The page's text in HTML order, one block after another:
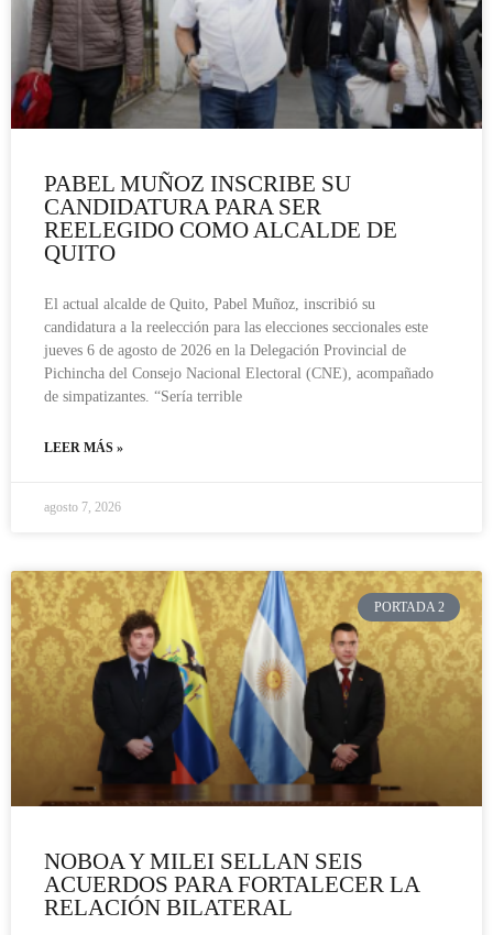
PABEL MUÑOZ INSCRIBE SU
CANDIDATURA PARA SER
REELEGIDO COMO ALCALDE DE
QUITO
El actual alcalde de Quito, Pabel Muñoz, inscribió su
candidatura a la reelección para las elecciones seccionales este
jueves 6 de agosto de 2026 en la Delegación Provincial de
Pichincha del Consejo Nacional Electoral (CNE), acompañado
de simpatizantes. “Sería terrible
LEER MÁS »
agosto 7, 2026
PORTADA 2
NOBOA Y MILEI SELLAN SEIS
ACUERDOS PARA FORTALECER LA
RELACIÓN BILATERAL